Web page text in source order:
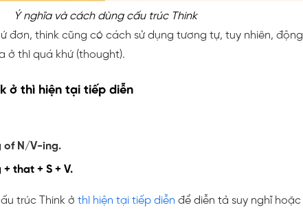
Ý nghĩa và cách dùng cấu trúc Think
đơn, think cũng có cách sử dụng tương tự, tuy nhiên, động
ở thì quá khứ (thought).
ở thì hiện tại tiếp diễn
of N/V-ing.
that + S + V.
trúc Think ở thì hiện tại tiếp diễn để diễn tả suy nghĩ hoặc